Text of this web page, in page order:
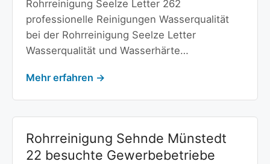
Rohrreinigung Seelze Letter 262
professionelle Reinigungen Wasserqualität
bei der Rohrreinigung Seelze Letter
Wasserqualität und Wasserhärte…
Mehr erfahren →
Rohrreinigung Sehnde Münstedt
22 besuchte Gewerbebetriebe